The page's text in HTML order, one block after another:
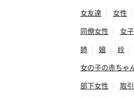
女友達 女性
同僚女性
女
姉
娘 姪
女の子の赤ちゃ
部下女性
取